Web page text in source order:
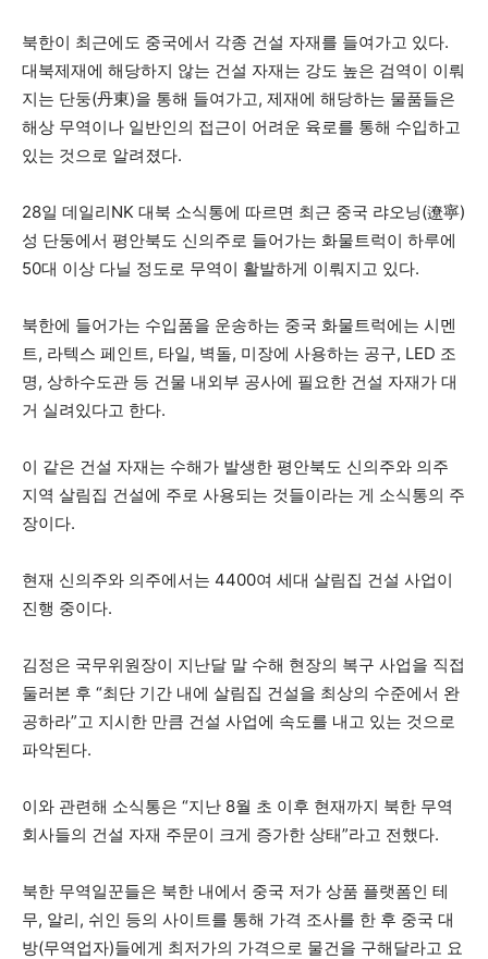
북한이 최근에도 중국에서 각종 건설 자재를 들여가고 있다.
대북제재에 해당하지 않는 건설 자재는 강도 높은 검역이 이뤄
지는 단둥(丹東)을 통해 들여가고, 제재에 해당하는 물품들은
해상 무역이나 일반인의 접근이 어려운 육로를 통해 수입하고
있는 것으로 알려졌다.
28일 데일리NK 대북 소식통에 따르면 최근 중국 랴오닝(遼寧)
성 단둥에서 평안북도 신의주로 들어가는 화물트럭이 하루에
50대 이상 다닐 정도로 무역이 활발하게 이뤄지고 있다.
북한에 들어가는 수입품을 운송하는 중국 화물트럭에는 시멘
트, 라텍스 페인트, 타일, 벽돌, 미장에 사용하는 공구, LED 조
명, 상하수도관 등 건물 내외부 공사에 필요한 건설 자재가 대
거 실려있다고 한다.
이 같은 건설 자재는 수해가 발생한 평안북도 신의주와 의주
지역 살림집 건설에 주로 사용되는 것들이라는 게 소식통의 주
장이다.
현재 신의주와 의주에서는 4400여 세대 살림집 건설 사업이
진행 중이다.
김정은 국무위원장이 지난달 말 수해 현장의 복구 사업을 직접
둘러본 후 “최단 기간 내에 살림집 건설을 최상의 수준에서 완
공하라”고 지시한 만큼 건설 사업에 속도를 내고 있는 것으로
파악된다.
이와 관련해 소식통은 “지난 8월 초 이후 현재까지 북한 무역
회사들의 건설 자재 주문이 크게 증가한 상태”라고 전했다.
북한 무역일꾼들은 북한 내에서 중국 저가 상품 플랫폼인 테
무, 알리, 쉬인 등의 사이트를 통해 가격 조사를 한 후 중국 대
방(무역업자)들에게 최저가의 가격으로 물건을 구해달라고 요